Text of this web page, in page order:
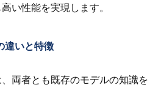
い性能を実現します。
違いと特徴
両者とも既存のモデルの知識を